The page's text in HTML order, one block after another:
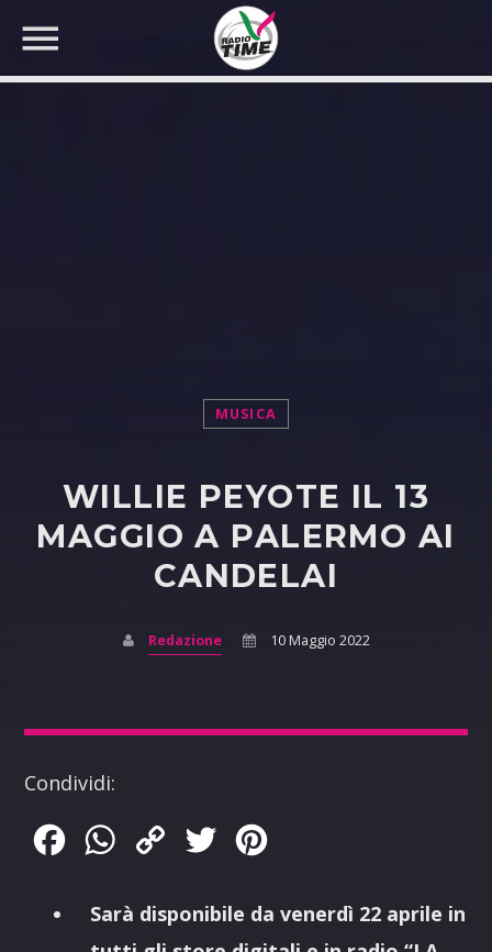
MUSICA
WILLIE PEYOTE IL 13
MAGGIO A PALERMO AI
CANDELAI
Redazione 10 Maggio 2022
Condividi:
FacebookWhatsApp
Copy
Twitter
Sarà disponibile da venerdì 22 aprile in